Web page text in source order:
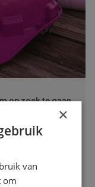
op zoek te gaan
de bouwvak
een slim
baan. In
×
van
om